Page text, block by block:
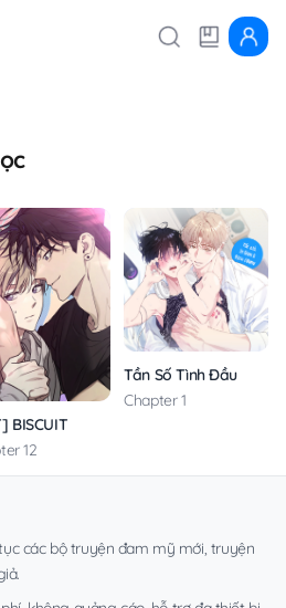
BISCUIT
12
Tần Số Tình Đầu
Chapter 1
các bộ truyện đam mỹ mới, truyện